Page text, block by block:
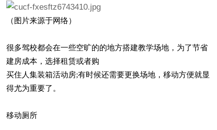
（图片来源于网络）
很多驾校都会在一些空旷的的地方搭建教学场地，为了节省
建房成本，选择租赁或者购
买住人集装箱活动房;有时候还需要更换场地，移动方便就显
得尤为重要了。
移动厕所